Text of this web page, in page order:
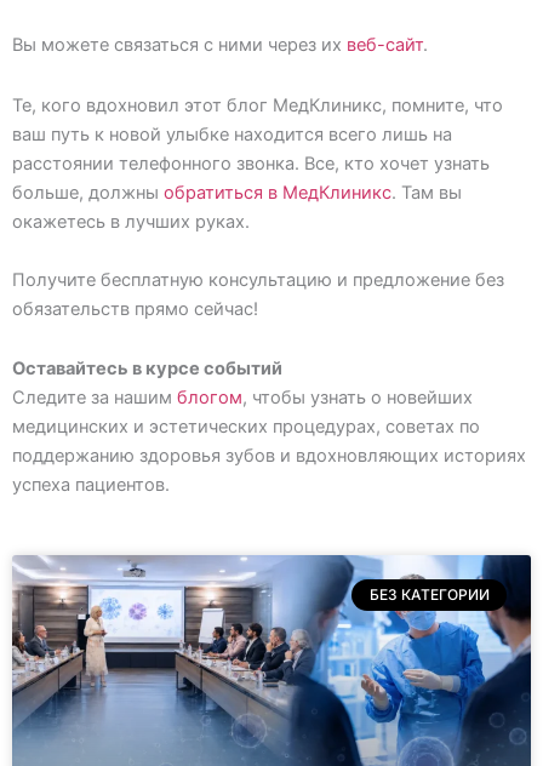
Вы можете связаться с ними через их веб-сайт.
Те, кого вдохновил этот блог МедКлиникс, помните, что
ваш путь к новой улыбке находится всего лишь на
расстоянии телефонного звонка. Все, кто хочет узнать
больше, должны обратиться в МедКлиникс. Там вы
окажетесь в лучших руках.
Получите бесплатную консультацию и предложение без
обязательств прямо сейчас!
Оставайтесь в курсе событий
Следите за нашим блогом, чтобы узнать о новейших
медицинских и эстетических процедурах, советах по
поддержанию здоровья зубов и вдохновляющих историях
успеха пациентов.
БЕЗ КАТЕГОРИИ